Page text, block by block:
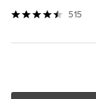
515